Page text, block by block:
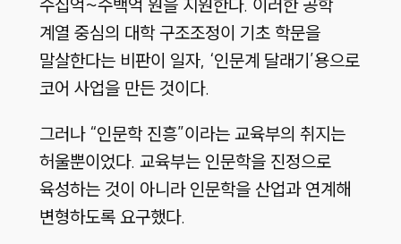
수십억~수백억 원을 지원한다. 이러한 공학
계열 중심의 대학 구조조정이 기초 학문을
말살한다는 비판이 일자, ‘인문계 달래기’용으로
코어 사업을 만든 것이다.
그러나 “인문학 진흥”이라는 교육부의 취지는
허울뿐이었다. 교육부는 인문학을 진정으로
육성하는 것이 아니라 인문학을 산업과 연계해
변형하도록 요구했다.